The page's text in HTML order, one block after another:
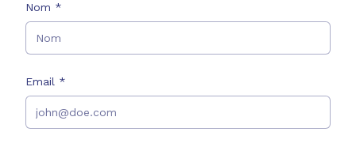
Nom *
Email *